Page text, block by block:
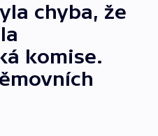
chyba, že
komise.